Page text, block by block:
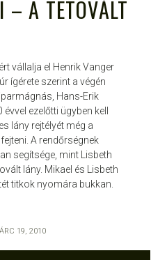
– A TETOVÁLT
vállalja el Henrik Vanger
ígérete szerint a végén
Hans-Erik
ezelőtti ügyben kell
lány rejtélyét még a
A rendőrségnek
segítsége, mint Lisbeth
lány. Mikael és Lisbeth
titkok nyomára bukkan.
19, 2010